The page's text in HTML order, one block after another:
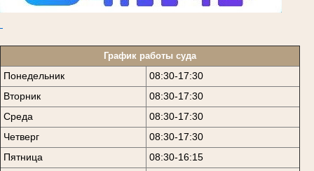
График работы суда
Понедельник
08:30-17:30
Вторник
08:30-17:30
Среда
08:30-17:30
Четверг
08:30-17:30
Пятница
08:30-16:15